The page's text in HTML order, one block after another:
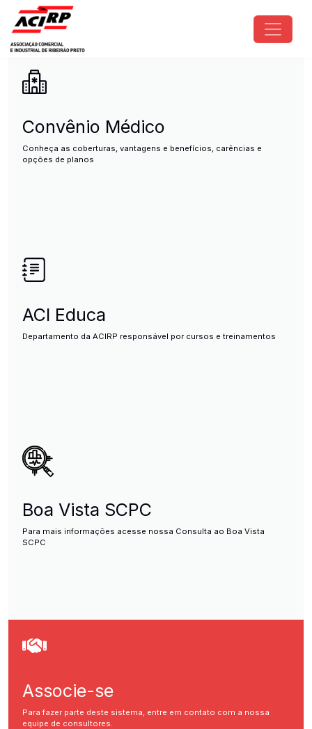
Pular para o conteúdo principal
ACIRP - Associação Comercial
Convênio Médico
Conheça as coberturas, vantagens e benefícios, carências e
opções de planos
ACI Educa
Departamento da ACIRP responsável por cursos e treinamentos
Boa Vista SCPC
Para mais informações acesse nossa Consulta ao Boa Vista
SCPC
Associe-se
Para fazer parte deste sistema, entre em contato com a nossa
equipe de consultores.